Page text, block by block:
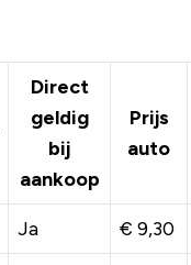
Direct
geldig
bij
aankoop
Prijs
auto
Ja € 9,30